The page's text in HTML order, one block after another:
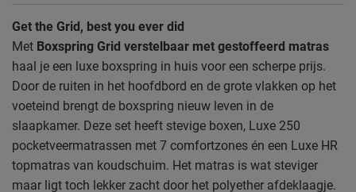
Get the Grid, best you ever did
Met Boxspring Grid verstelbaar met gestoffeerd matras
haal je een luxe boxspring in huis voor een scherpe prijs.
Door de ruiten in het hoofdbord en de grote vlakken op het
voeteind brengt de boxspring nieuw leven in de
slaapkamer. Deze set heeft stevige boxen, Luxe 250
pocketveermatrassen met 7 comfortzones én een Luxe HR
topmatras van koudschuim. Het matras is wat steviger
maar ligt toch lekker zacht door het polyether afdeklaagje.